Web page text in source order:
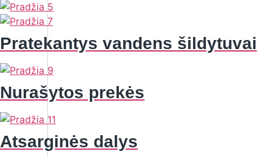
Pratekantys vandens šildytuvai
Nurašytos prekės
Atsarginės dalys